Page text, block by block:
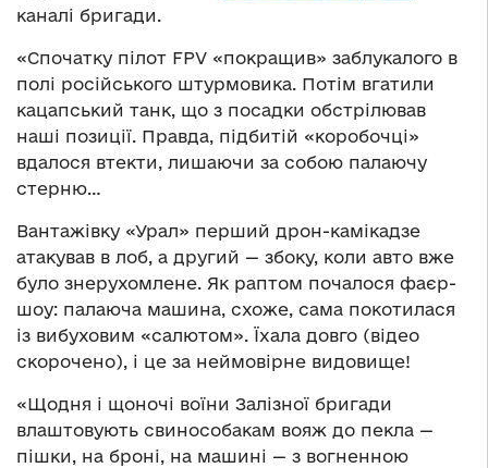
каналі бригади.
«Спочатку пілот FPV «покращив» заблукалого в
полі російського штурмовика. Потім вгатили
кацапський танк, що з посадки обстрілював
наші позиції. Правда, підбитій «коробочці»
вдалося втекти, лишаючи за собою палаючу
стерню…
Вантажівку «Урал» перший дрон-камікадзе
атакував в лоб, а другий — збоку, коли авто вже
було знерухомлене. Як раптом почалося фаєр-
шоу: палаюча машина, схоже, сама покотилася
із вибуховим «салютом». Їхала довго (відео
скорочено), і це за неймовірне видовище!
«Щодня і щоночі воїни Залізної бригади
влаштовують свинособакам вояж до пекла —
пішки, на броні, на машині — з вогненною